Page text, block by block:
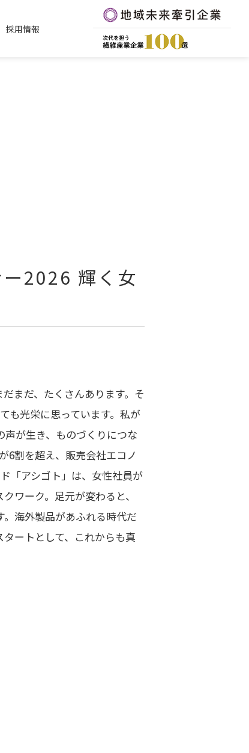
採用情報
2026 輝く女
まだ、たくさんあります。そ
も光栄に思っています。私が
が生き、ものづくりにつな
6割を超え、販売会社エコノ
「アシゴト」は、女性社員が
ワーク。足元が変わると、
海外製品があふれる時代だ
ートとして、これからも真